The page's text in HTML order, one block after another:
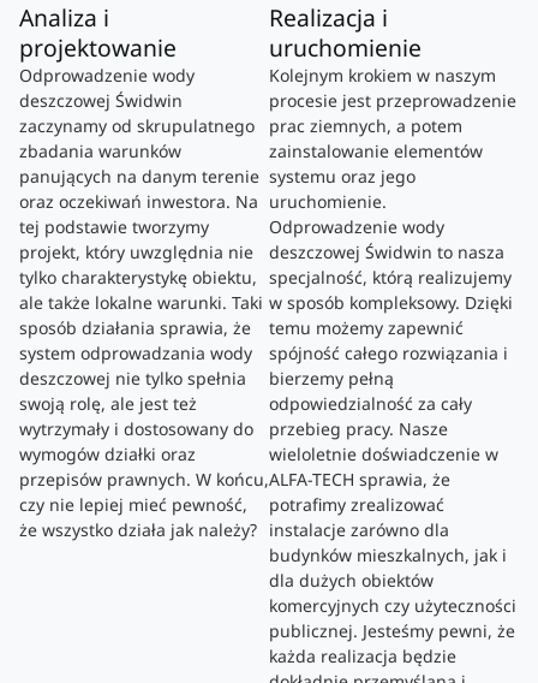
Analiza i
projektowanie
Odprowadzenie wody
deszczowej Świdwin
zaczynamy od skrupulatnego
zbadania warunków
panujących na danym terenie
oraz oczekiwań inwestora. Na
tej podstawie tworzymy
projekt, który uwzględnia nie
tylko charakterystykę obiektu,
ale także lokalne warunki. Taki
sposób działania sprawia, że
system odprowadzania wody
deszczowej nie tylko spełnia
swoją rolę, ale jest też
wytrzymały i dostosowany do
wymogów działki oraz
przepisów prawnych. W końcu,
czy nie lepiej mieć pewność,
że wszystko działa jak należy?
Realizacja i
uruchomienie
Kolejnym krokiem w naszym
procesie jest przeprowadzenie
prac ziemnych, a potem
zainstalowanie elementów
systemu oraz jego
uruchomienie.
Odprowadzenie wody
deszczowej Świdwin to nasza
specjalność, którą realizujemy
w sposób kompleksowy. Dzięki
temu możemy zapewnić
spójność całego rozwiązania i
bierzemy pełną
odpowiedzialność za cały
przebieg pracy. Nasze
wieloletnie doświadczenie w
ALFA-TECH sprawia, że
potrafimy zrealizować
instalacje zarówno dla
budynków mieszkalnych, jak i
dla dużych obiektów
komercyjnych czy użyteczności
publicznej. Jesteśmy pewni, że
każda realizacja będzie